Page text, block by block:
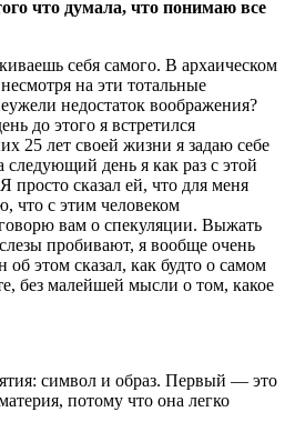
что думала, что понимаю все
себя самого. В архаическом
на эти тотальные
недостаток воображения?
до этого я встретился
25 лет своей жизни я задаю себе
день я как раз с этой
просто сказал ей, что для меня
что с этим человеком
вам о спекуляции. Выжать
пробивают, я вообще очень
этом сказал, как будто о самом
без малейшей мысли о том, какое
символ и образ. Первый — это
потому что она легко